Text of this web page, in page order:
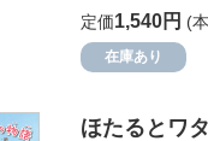
定価1,540円 (
在庫あり
ほたるとワ